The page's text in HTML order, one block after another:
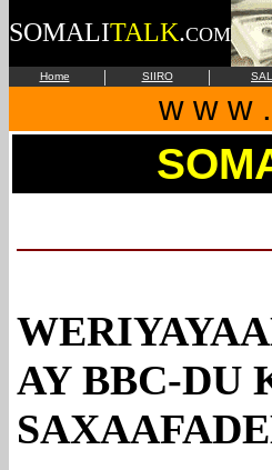
SOMALITALK.COM
Home | SIIRO |
w w w
AY BBC-DU